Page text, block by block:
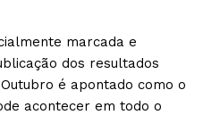
marcada e
dos resultados
é apontado como o
acontecer em todo o